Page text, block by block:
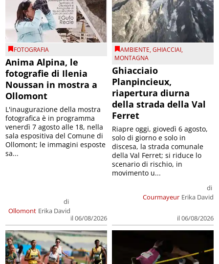
FOTOGRAFIA
Anima Alpina, le
fotografie di Ilenia
Noussan in mostra a
Ollomont
Ollomont
di
Erika David
il 06/08/2026
L'inaugurazione della mostra
fotografica è in programma
venerdì 7 agosto alle 18, nella
sala espositiva del Comune di
Ollomont; le immagini esposte
sa...
AMBIENTE,GHIACCIAI,
MONTAGNA
Ghiacciaio
Planpincieux,
riapertura diurna
della strada della Val
Ferret
Courmayeur
di
Erika David
il 06/08/2026
Riapre oggi, giovedì 6 agosto,
solo di giorno e solo in
discesa, la strada comunale
della Val Ferret; si riduce lo
scenario di rischio, in
movimento u...